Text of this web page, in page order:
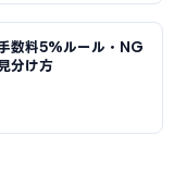
数料5%ルール・NG
分け方